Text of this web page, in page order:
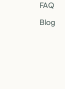
FAQ
Blog